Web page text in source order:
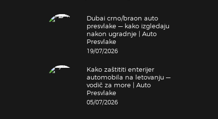
Dubai crno/braon auto
presvlake — kako izgledaju
nakon ugradnje | Auto
Presvlake
19/07/2026
Kako zaštititi enterijer
automobila na letovanju —
vodič za more | Auto
Presvlake
05/07/2026